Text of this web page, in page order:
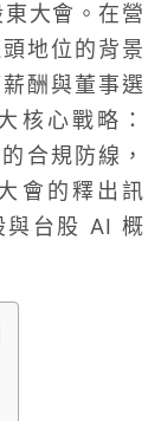
大會。在營
地位的背景
酬與董事選
核心戰略：
合規防線，
會的釋出訊
與台股 AI 概